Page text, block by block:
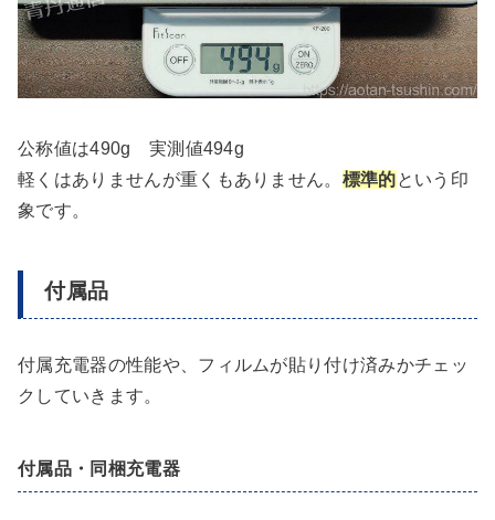
公称値は490g 実測値494g
軽くはありませんが重くもありません。 標準的という印
象です。
付属品
付属充電器の性能や、フィルムが貼り付け済みかチェッ
クしていきます。
付属品・同梱充電器